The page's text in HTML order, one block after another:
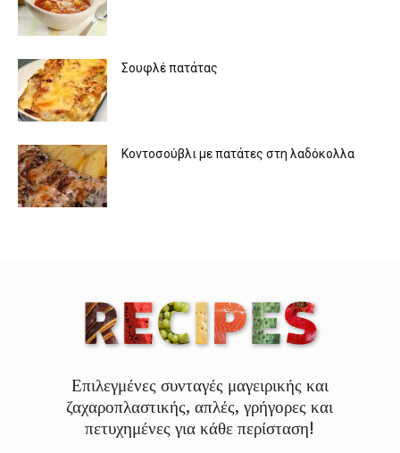
Σουφλέ πατάτας
Κοντοσούβλι με πατάτες στη λαδόκολλα
Επιλεγμένες συνταγές μαγειρικής και
ζαχαροπλαστικής, απλές, γρήγορες και
πετυχημένες για κάθε περίσταση!